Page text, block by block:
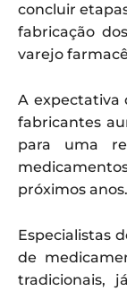
concluir
fabricação
varejo
A expectativa
fabricantes
para uma
próximos anos.
Especialistas
de
tradicionais,